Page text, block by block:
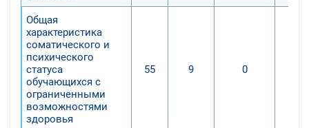
Общая
характеристика
соматического и
психического
статуса
обучающихся с
ограниченными
возможностями
здоровья
55 9 0